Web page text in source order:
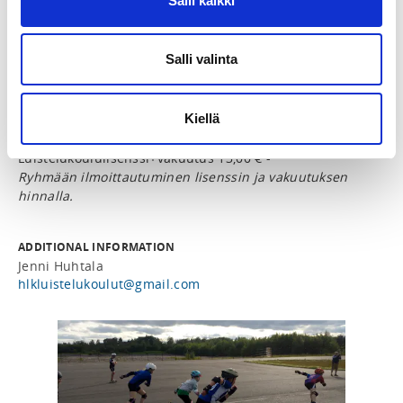
Salli valinta
Kiellä
Pikaluistelu, Rullaluistelu
Luistelukoululisenssi+vakuutus 13,00 € -
Ryhmään ilmoittautuminen lisenssin ja vakuutuksen
hinnalla.
ADDITIONAL INFORMATION
Jenni Huhtala
hlkluistelukoulut@gmail.com